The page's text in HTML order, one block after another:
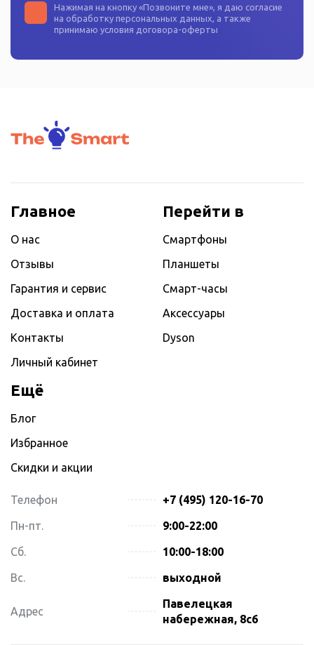
Нажимая на кнопку «Позвоните мне», я даю согласие
на обработку персональных данных, а также
принимаю условия договора-оферты
Главное
О нас
Отзывы
Гарантия и сервис
Доставка и оплата
Контакты
Личный кабинет
Перейти в
Смартфоны
Планшеты
Смарт-часы
Аксессуары
Dyson
Ещё
Блог
Избранное
Скидки и акции
Телефон +7 (495) 120-16-70
Пн-пт. 9:00-22:00
Сб. 10:00-18:00
Вс. выходной
Адрес
Павелецкая
набережная, 8с6